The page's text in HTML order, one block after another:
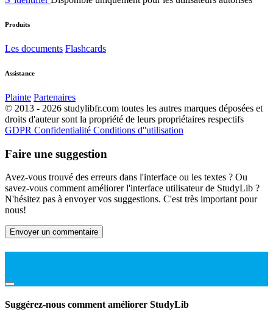
Produits
Les documents Flashcards
Assistance
Plainte Partenaires
© 2013 - 2026 studylibfr.com toutes les autres marques déposées et
droits d'auteur sont la propriété de leurs propriétaires respectifs
GDPR Confidentialité Conditions d''utilisation
Faire une suggestion
Avez-vous trouvé des erreurs dans l'interface ou les textes ? Ou
savez-vous comment améliorer l'interface utilisateur de StudyLib ?
N'hésitez pas à envoyer vos suggestions. C'est très important pour
nous!
Envoyer un commentaire
Suggérez-nous comment améliorer StudyLib